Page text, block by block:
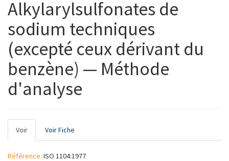
Alkylarylsulfonates de
sodium techniques
(excepté ceux dérivant du
benzène) — Méthode
d'analyse
Onglets
principaux
Voir (onglet
actif)
Voir Fiche
Référence: ISO 1104:1977